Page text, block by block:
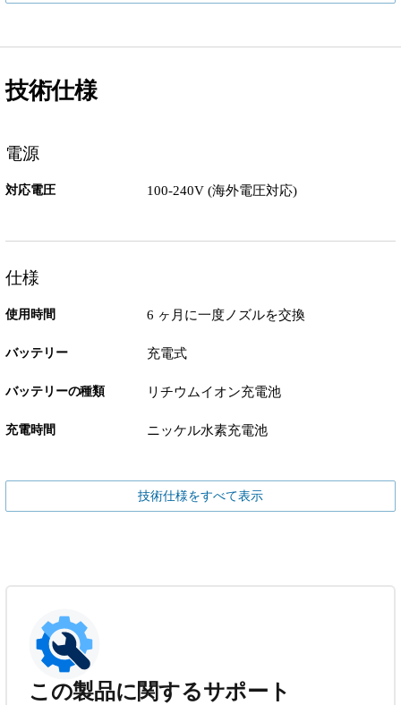
技術仕様
電源
対応電圧 100-240V (海外電圧対応)
仕様
使用時間 6 ヶ月に一度ノズルを交換
バッテリー 充電式
バッテリーの種類 リチウムイオン充電池
充電時間 ニッケル水素充電池
技術仕様をすべて表示
この製品に関するサポート